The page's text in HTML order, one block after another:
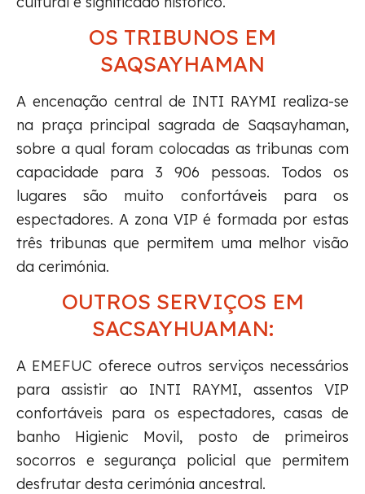
OS TRIBUNOS EM
SAQSAYHAMAN
A encenação central de INTI RAYMI realiza-se
na praça principal sagrada de Saqsayhaman,
sobre a qual foram colocadas as tribunas com
capacidade para 3 906 pessoas. Todos os
lugares são muito confortáveis para os
espectadores. A zona VIP é formada por estas
três tribunas que permitem uma melhor visão
da cerimónia.
OUTROS SERVIÇOS EM
SACSAYHUAMAN:
A EMEFUC oferece outros serviços necessários
para assistir ao INTI RAYMI, assentos VIP
confortáveis para os espectadores, casas de
banho Higienic Movil, posto de primeiros
socorros e segurança policial que permitem
desfrutar desta cerimónia ancestral.